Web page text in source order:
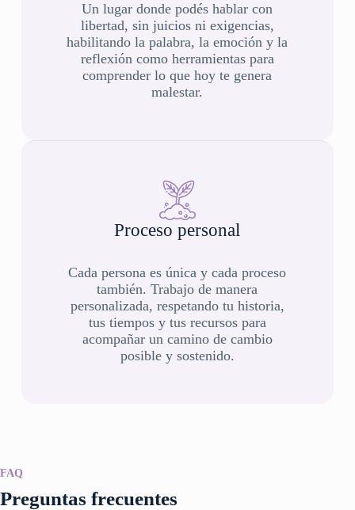
Un lugar donde podés hablar con
libertad, sin juicios ni exigencias,
habilitando la palabra, la emoción y la
reflexión como herramientas para
comprender lo que hoy te genera
malestar.
Proceso personal
Cada persona es única y cada proceso
también. Trabajo de manera
personalizada, respetando tu historia,
tus tiempos y tus recursos para
acompañar un camino de cambio
posible y sostenido.
FAQ
Preguntas frecuentes